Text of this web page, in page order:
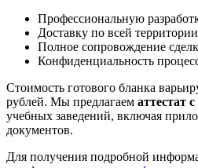
Профессиональную
Доставку по всей территории
Полное сопровождение
Конфиденциальность
Стоимость готового бланка
рублей. Мы предлагаем аттестат
учебных заведений, включая
документов.
Для получения подробной